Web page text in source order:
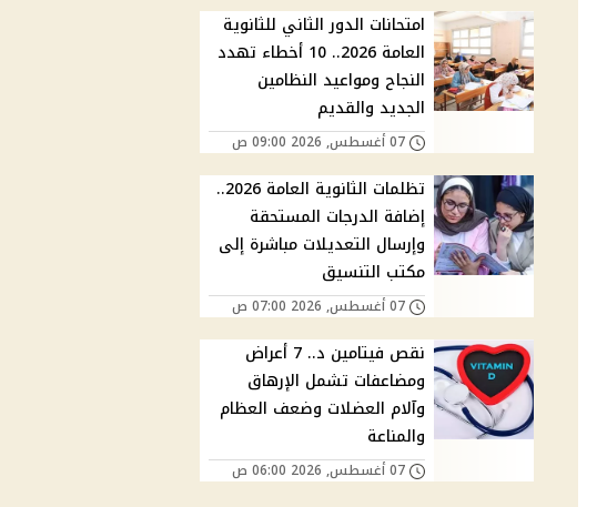
امتحانات الدور الثاني للثانوية
العامة 2026.. 10 أخطاء تهدد
النجاح ومواعيد النظامين
الجديد والقديم
07 أغسطس, 2026 09:00 ص
تظلمات الثانوية العامة 2026..
إضافة الدرجات المستحقة
وإرسال التعديلات مباشرة إلى
مكتب التنسيق
07 أغسطس, 2026 07:00 ص
نقص فيتامين د.. 7 أعراض
ومضاعفات تشمل الإرهاق
وآلام العضلات وضعف العظام
والمناعة
07 أغسطس, 2026 06:00 ص